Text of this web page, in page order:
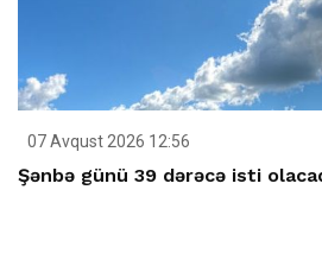
07 Avqust 2026 12:56
Şənbə günü 39 dərəcə isti